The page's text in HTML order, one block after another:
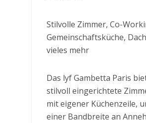
Stilvolle Zimmer, Co-
Gemeinschaftsküche,
vieles mehr
Das lyf Gambetta Paris
stilvoll eingerichtete
mit eigener Küchenzeile,
einer Bandbreite an